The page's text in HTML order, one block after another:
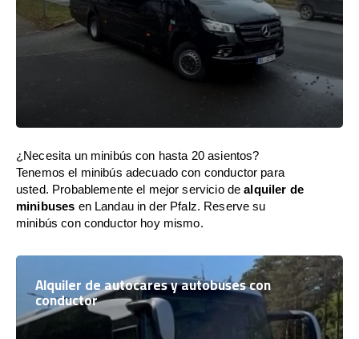
¿Necesita un minibús con hasta 20 asientos?
Tenemos el minibús adecuado con conductor para
usted. Probablemente el mejor servicio dealquiler de
minibuses en Landau in der Pfalz. Reserve su
minibús con conductor hoy mismo.
Alquiler de autocares y autobuses con
conductor